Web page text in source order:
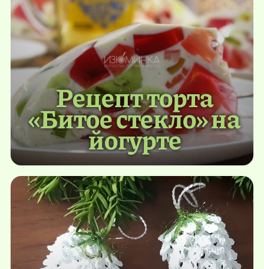
Рецепт торта
«Битое стекло» на
йогурте